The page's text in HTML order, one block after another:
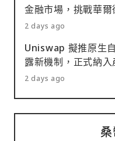
金融市場，挑戰華爾
2 days ago
Uniswap 擬推原生
露新機制，正式納入
2 days ago